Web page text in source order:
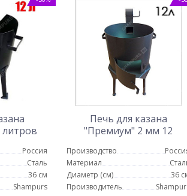
литров
Россия
Сталь
36 см
Shampurs
Печь для казана
"Премиум" 2 мм 12
Производство
Материал
Диаметр (см)
36
Производитель